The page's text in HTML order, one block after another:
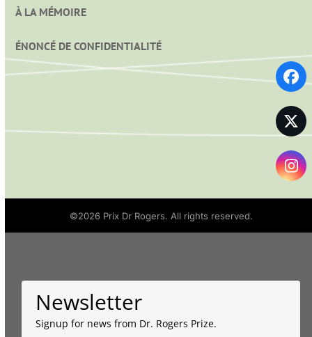
À LA MÉMOIRE
ÉNONCÉ DE CONFIDENTIALITÉ
©2026 Prix Dr Rogers. All rights reserved.
Newsletter
Signup for news from Dr. Rogers Prize.